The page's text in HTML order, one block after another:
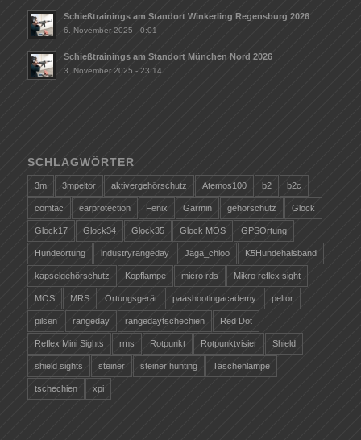
Schießtrainings am Standort Winkerling Regensburg 2026
6. November 2025 - 0:01
Schießtrainings am Standort München Nord 2026
3. November 2025 - 23:14
SCHLAGWÖRTER
3m 3mpeltor aktivergehörschutz Atemos100 b2 b2c
comtac earprotection Fenix Garmin gehörschutz Glock
Glock17 Glock34 Glock35 Glock MOS GPSOrtung
Hundeortung industryrangeday Jaga_chioo K5Hundehalsband
kapselgehörschutz Kopflampe micro rds Mikro reflex sight
MOS MRS Ortungsgerät paashootingacademy peltor
pilsen rangeday rangedaytschechien Red Dot
Reflex Mini Sights rms Rotpunkt Rotpunktvisier Shield
shield sights steiner steiner hunting Taschenlampe
tschechien xpi